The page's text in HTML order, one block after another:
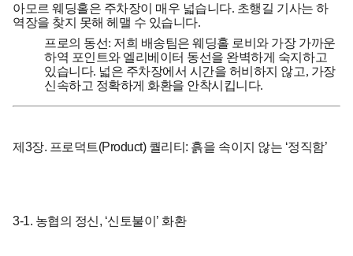
아모르 웨딩홀은 주차장이 매우 넓습니다. 초행길 기사는 하
역장을 찾지 못해 헤맬 수 있습니다.
프로의 동선: 저희 배송팀은 웨딩홀 로비와 가장 가까운
하역 포인트와 엘리베이터 동선을 완벽하게 숙지하고
있습니다. 넓은 주차장에서 시간을 허비하지 않고, 가장
신속하고 정확하게 화환을 안착시킵니다.
제3장. 프로덕트(Product) 퀄리티: 흙을 속이지 않는 ‘정직함’
3-1. 농협의 정신, ‘신토불이’ 화환